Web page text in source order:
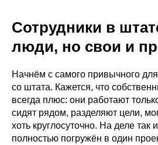
Сотрудники в
люди, но свои и
Начнём с самого привычного
со штата. Кажется, что
всегда плюс: они работают
сидят рядом, разделяют цели,
хоть круглосуточно. На деле так
полностью погружён в один